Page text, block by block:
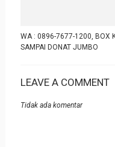
WA : 0896-7677-1200, BOX
SAMPAI DONAT JUMBO
LEAVE A COMMENT
Tidak ada komentar